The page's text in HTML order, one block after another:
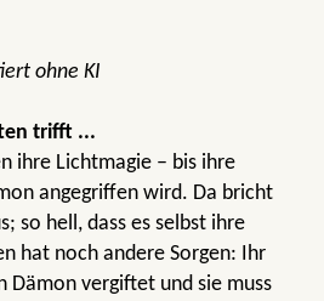
ohne KI
trifft ...
ihre Lichtmagie – bis ihre
angegriffen wird. Da bricht
so hell, dass es selbst ihre
hat noch andere Sorgen: Ihr
Dämon vergiftet und sie muss